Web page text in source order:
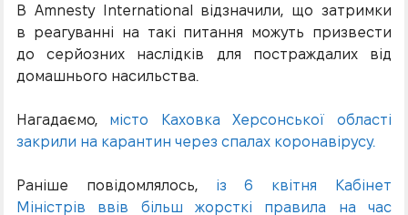
В Amnesty International відзначили, що затримки
в реагуванні на такі питання можуть призвести
до серйозних наслідків для постраждалих від
домашнього насильства.
Нагадаємо, місто Каховка Херсонської області
закрили на карантин через спалах коронавірусу.
Раніше повідомлялось, із 6 квітня Кабінет
Міністрів ввів більш жорсткі правила на час